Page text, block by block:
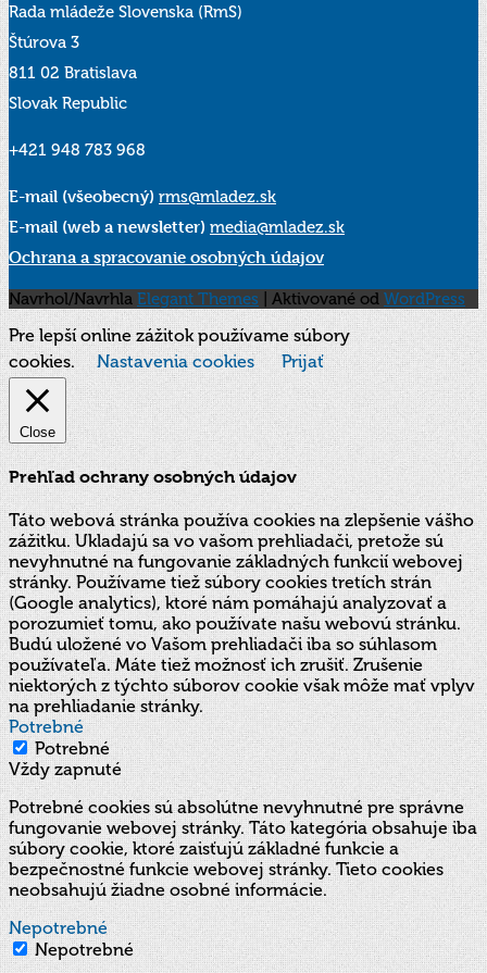
Rada mládeže Slovenska (RmS)
Štúrova 3
811 02 Bratislava
Slovak Republic
+421 948 783 968
E-mail (všeobecný) rms@mladez.sk
E-mail (web a newsletter) media@mladez.sk
Ochrana a spracovanie osobných údajov
Navrhol/Navrhla Elegant Themes | Aktivované od WordPress
Pre lepší online zážitok používame súbory
cookies.
Nastavenia cookies Prijať
Close
Prehľad ochrany osobných údajov
Táto webová stránka používa cookies na zlepšenie vášho
zážitku. Ukladajú sa vo vašom prehliadači, pretože sú
nevyhnutné na fungovanie základných funkcií webovej
stránky. Používame tiež súbory cookies tretích strán
(Google analytics), ktoré nám pomáhajú analyzovať a
porozumieť tomu, ako používate našu webovú stránku.
Budú uložené vo Vašom prehliadači iba so súhlasom
používateľa. Máte tiež možnosť ich zrušiť. Zrušenie
niektorých z týchto súborov cookie však môže mať vplyv
na prehliadanie stránky.
Potrebné
Potrebné
Vždy zapnuté
Potrebné cookies sú absolútne nevyhnutné pre správne
fungovanie webovej stránky. Táto kategória obsahuje iba
súbory cookie, ktoré zaisťujú základné funkcie a
bezpečnostné funkcie webovej stránky. Tieto cookies
neobsahujú žiadne osobné informácie.
Nepotrebné
Nepotrebné